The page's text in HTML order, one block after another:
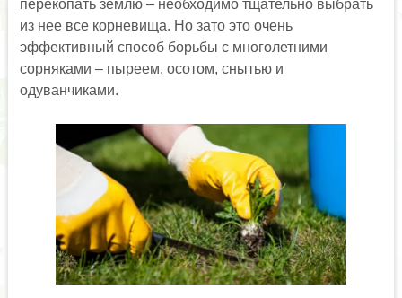
перекопать землю – необходимо тщательно выбрать
из нее все корневища. Но зато это очень
эффективный способ борьбы с многолетними
сорняками – пыреем, осотом, снытью и
одуванчиками.